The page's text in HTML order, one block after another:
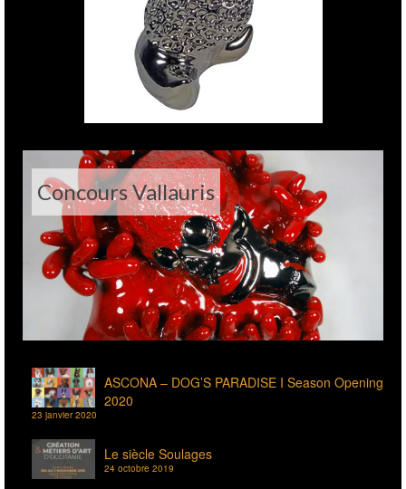
Concours Vallauris
ASCONA – DOG’S PARADISE I Season Opening
2020
23 janvier 2020
Le siècle Soulages
24 octobre 2019